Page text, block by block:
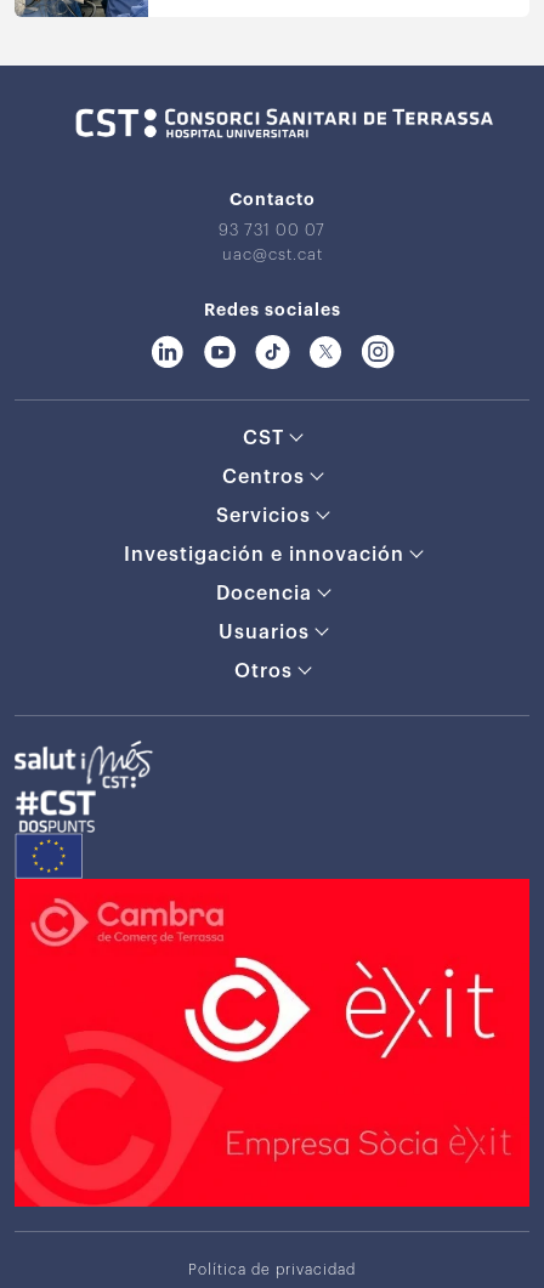
Contacto
93 731 00 07
uac@cst.cat
Redes sociales
CST
Centros
Servicios
Investigación e innovación
Docencia
Usuarios
Otros
Política de privacidad